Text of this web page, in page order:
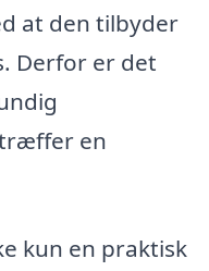
at den tilbyder
Derfor er det
en
kun en praktisk